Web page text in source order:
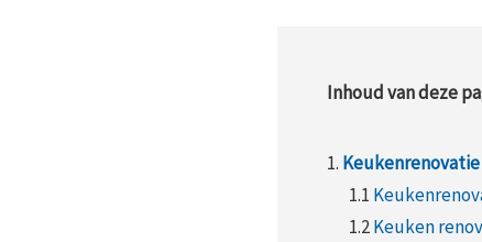
Inhoud van deze
1. Keukenrenovatie
1.1
1.2Keuken